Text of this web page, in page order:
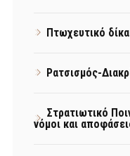
Πτωχευτικό
Ρατσισμός-
Στρατιωτικό
νόμοι και